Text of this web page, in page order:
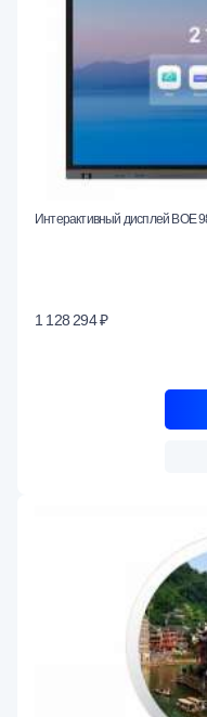
Интерактивный дисплей BOE
1 128 294 ₽